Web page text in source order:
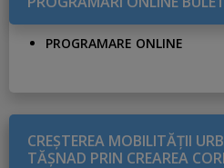
PROGRAMARE ONLINE
CREŞTEREA MOBILITĂŢII
TĂŞNAD PRIN CREAREA